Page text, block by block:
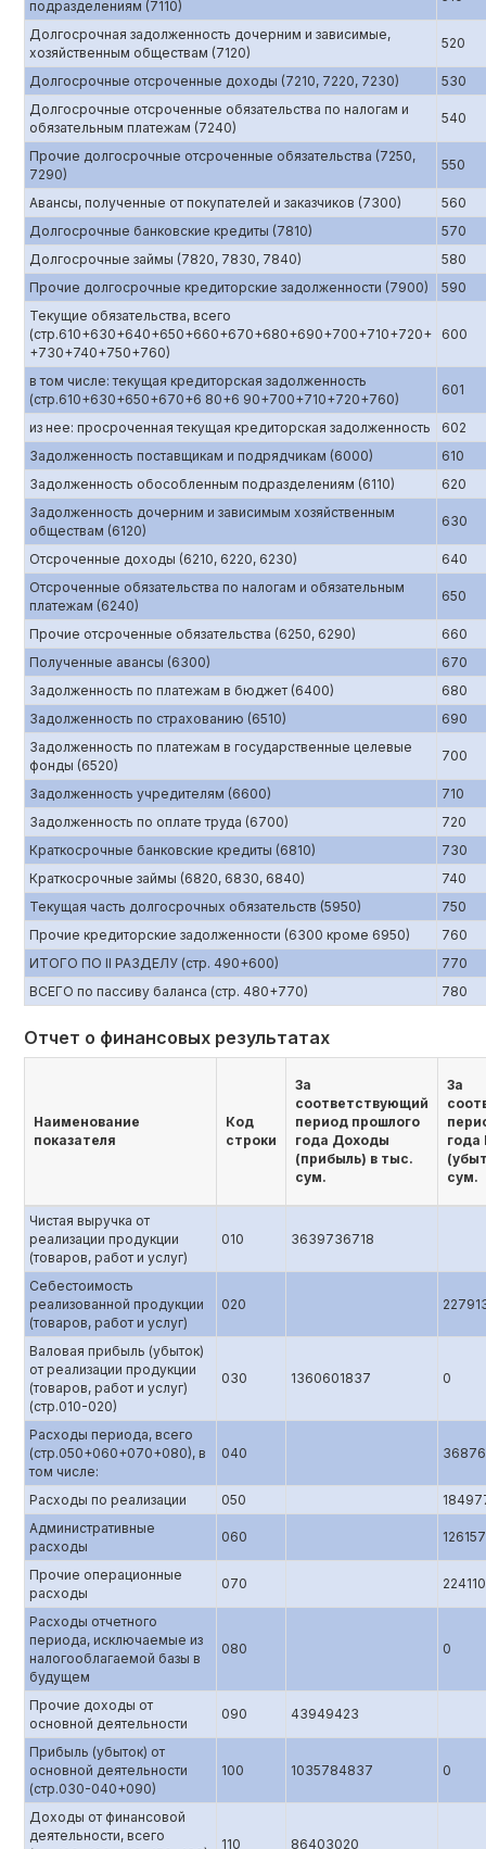
подразделениям (7110)
Долгосрочная задолженность дочерним и зависимые,
хозяйственным обществам (7120)
520
Долгосрочные отсроченные доходы (7210, 7220, 7230)
530
Долгосрочные отсроченные обязательства по налогам и
обязательным платежам (7240)
540
Прочие долгосрочные отсроченные обязательства (7250,
7290)
550
Авансы, полученные от покупателей и заказчиков (7300)
560
Долгосрочные банковские кредиты (7810)
570
Долгосрочные займы (7820, 7830, 7840)
580
Прочие долгосрочные кредиторские задолженности (7900)
590
Текущие обязательства, всего
(стр.610+630+640+650+660+670+680+690+700+710+720+
+730+740+750+760)
600
в том числе: текущая кредиторская задолженность
(стр.610+630+650+670+6 80+6 90+700+710+720+760)
601
из нее: просроченная текущая кредиторская задолженность
602
Задолженность поставщикам и подрядчикам (6000)
610
Задолженность обособленным подразделениям (6110)
620
Задолженность дочерним и зависимым хозяйственным
обществам (6120)
630
Отсроченные доходы (6210, 6220, 6230)
640
Отсроченные обязательства по налогам и обязательным
платежам (6240)
650
Прочие отсроченные обязательства (6250, 6290)
660
Полученные авансы (6300)
670
Задолженность по платежам в бюджет (6400)
680
Задолженность по страхованию (6510)
690
Задолженность по платежам в государственные целевые
фонды (6520)
700
Задолженность учредителям (6600)
710
Задолженность по оплате труда (6700)
720
Краткосрочные банковские кредиты (6810)
730
Краткосрочные займы (6820, 6830, 6840)
740
Текущая часть долгосрочных обязательств (5950)
750
Прочие кредиторские задолженности (6300 кроме 6950)
760
ИТОГО ПО II РАЗДЕЛУ (стр. 490+600)
770
ВСЕГО по пассиву баланса (стр. 480+770)
780
Отчет о финансовых результатах
Наименование
показателя
Код
строки
За
соответствующий
период прошлого
года Доходы
(прибыль) в тыс.
сум.
За
года
сум.
Чистая выручка от
реализации продукции
(товаров, работ и услуг)
010 3639736718
Себестоимость
реализованной продукции
(товаров, работ и услуг)
020
Валовая прибыль (убыток)
от реализации продукции
(товаров, работ и услуг)
(стр.010-020)
030 1360601837 0
Расходы периода, всего
(стр.050+060+070+080), в
том числе:
040
Расходы по реализации 050
Административные
расходы
060
Прочие операционные
расходы
070
Расходы отчетного
периода, исключаемые из
налогооблагаемой базы в
будущем
080 0
Прочие доходы от
основной деятельности
090 43949423
Прибыль (убыток) от
основной деятельности
(стр.0З0-040+090)
100 1035784837 0
Доходы от финансовой
деятельности, всего
110 86403020